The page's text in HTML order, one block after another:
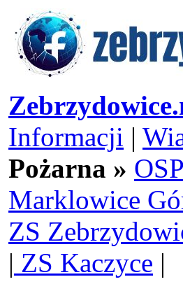
Informacji |
Pożarna »
Marklowice
ZS
| ZS Kaczyce |